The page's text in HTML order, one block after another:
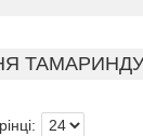
ТАМАРИНДУ